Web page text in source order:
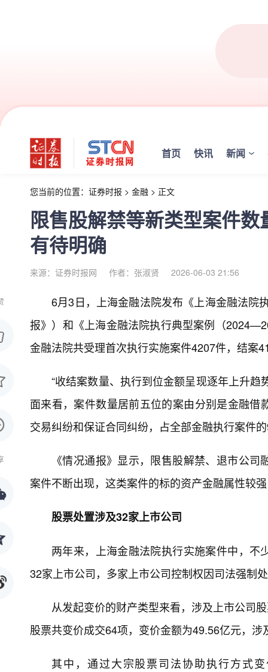
首页 快讯 新闻
您当前的位置： 证券时报 > 金融 > 正文
限售股解禁等新类型案件
有待明确
来源：证券时报网 作者：张淑贤 2026-06-03 21:56
6月3日，上海金融法院发布《上海金融法
报》）和《上海金融法院执行典型案例（
金融法院共受理首次执行实施案件4207件，结案
“收结案数量、执行到位金额呈现逐年上升
面来看，案件数量居前五位的案由分别是金融
交易纠纷和保证合同纠纷，占全部金融执行案件
《情况通报》显示，限售股解禁、退市公
案件不断出现，这类案件的标的资产金融属性较
股票处置涉及32家上市公司
两年来，上海金融法院执行实施案件中，
32家上市公司，多家上市公司控制权因司法强制
从发起变价的财产类型来看，涉及上市公司
股票共变价成交64项，变价金额为49.56亿元，
其中，通过大宗股票司法协助执行方式